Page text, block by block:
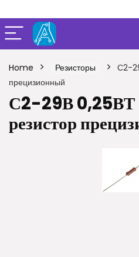
Home Резисторы
С2-
прецизионный
С2-29В 0,25ВТ
резистор